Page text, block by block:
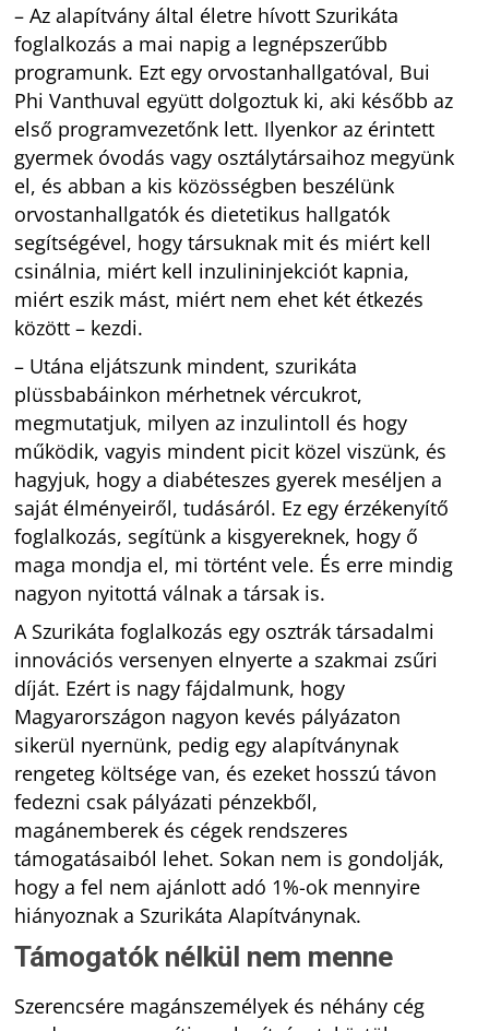
– Az alapítvány által életre hívott Szurikáta
foglalkozás a mai napig a legnépszerűbb
programunk. Ezt egy orvostanhallgatóval, Bui
Phi Vanthuval együtt dolgoztuk ki, aki később az
első programvezetőnk lett. Ilyenkor az érintett
gyermek óvodás vagy osztálytársaihoz megyünk
el, és abban a kis közösségben beszélünk
orvostanhallgatók és dietetikus hallgatók
segítségével, hogy társuknak mit és miért kell
csinálnia, miért kell inzulininjekciót kapnia,
miért eszik mást, miért nem ehet két étkezés
között – kezdi.
– Utána eljátszunk mindent, szurikáta
plüssbabáinkon mérhetnek vércukrot,
megmutatjuk, milyen az inzulintoll és hogy
működik, vagyis mindent picit közel viszünk, és
hagyjuk, hogy a diabéteszes gyerek meséljen a
saját élményeiről, tudásáról. Ez egy érzékenyítő
foglalkozás, segítünk a kisgyereknek, hogy ő
maga mondja el, mi történt vele. És erre mindig
nagyon nyitottá válnak a társak is.
A Szurikáta foglalkozás egy osztrák társadalmi
innovációs versenyen elnyerte a szakmai zsűri
díját. Ezért is nagy fájdalmunk, hogy
Magyarországon nagyon kevés pályázaton
sikerül nyernünk, pedig egy alapítványnak
rengeteg költsége van, és ezeket hosszú távon
fedezni csak pályázati pénzekből,
magánemberek és cégek rendszeres
támogatásaiból lehet. Sokan nem is gondolják,
hogy a fel nem ajánlott adó 1%-ok mennyire
hiányoznak a Szurikáta Alapítványnak.
Támogatók nélkül nem menne
Szerencsére magánszemélyek és néhány cég